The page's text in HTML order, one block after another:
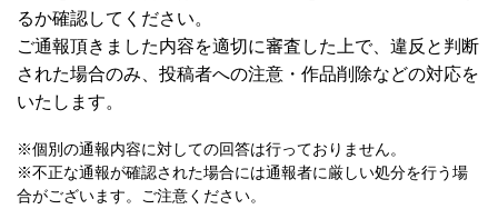
るか確認してください。
ご通報頂きました内容を適切に審査した上で、違反と判断
された場合のみ、投稿者への注意・作品削除などの対応を
いたします。
※個別の通報内容に対しての回答は行っておりません。
※不正な通報が確認された場合には通報者に厳しい処分を行う場
合がございます。ご注意ください。